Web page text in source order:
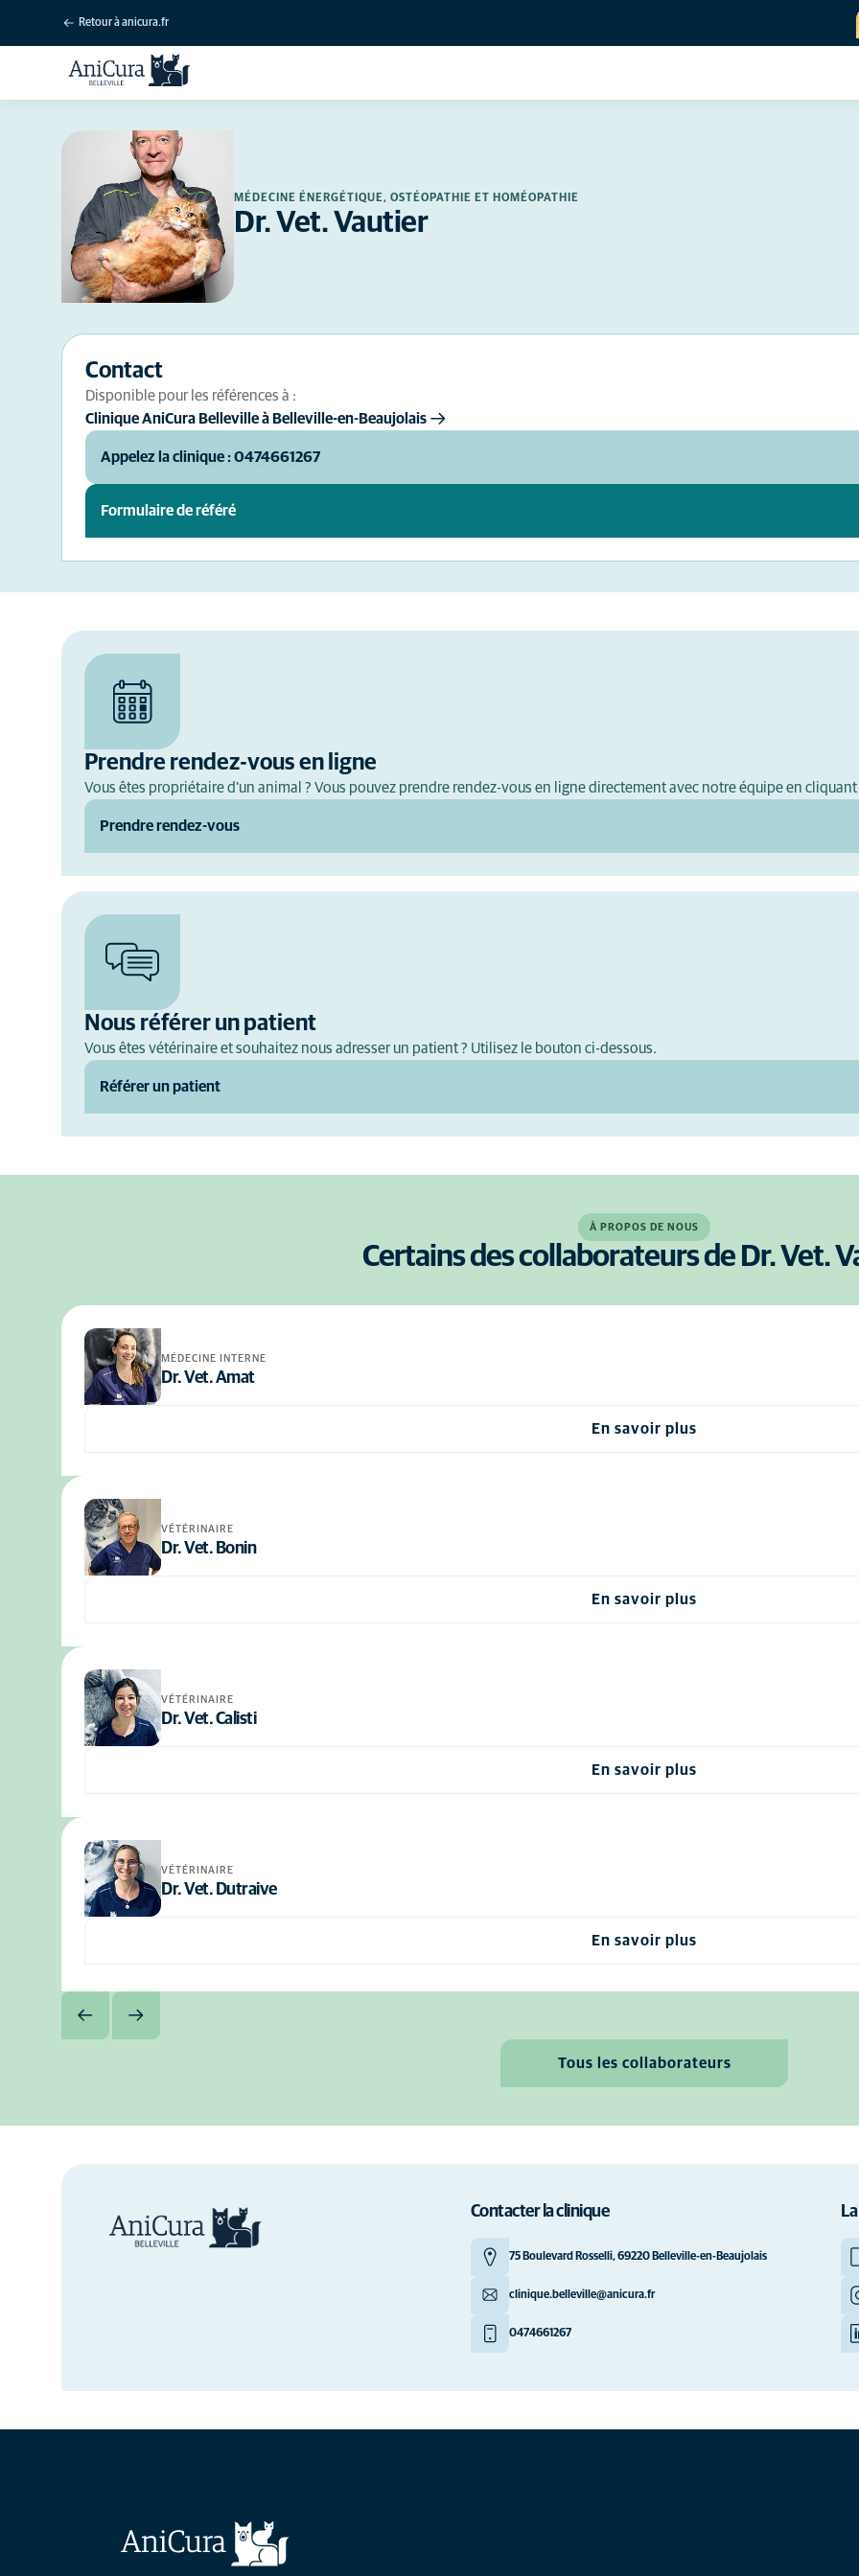
Retour à anicura.fr
MÉDECINE ÉNERGÉTIQUE, OSTÉOPATHIE ET HOMÉOPATHIE
Dr. Vet. Vautier
Contact
Disponible pour les références à :
Clinique AniCura Belleville à Belleville-en-Beaujolais
Appelez la clinique : 0474661267
Formulaire de référé
Prendre rendez-vous en ligne
Vous êtes propriétaire d'un animal ? Vous pouvez prendre rendez-vous en ligne directement avec notre équipe en
Prendre rendez-vous
Nous référer un patient
Vous êtes vétérinaire et souhaitez nous adresser un patient ? Utilisez le bouton ci-dessous.
Référer un patient
À PROPOS DE NOUS
Certains des collaborateurs de Dr. Vet.
MÉDECINE INTERNE
Dr. Vet. Amat
En savoir plus
VÉTÉRINAIRE
Dr. Vet. Bonin
En savoir plus
VÉTÉRINAIRE
Dr. Vet. Calisti
En savoir plus
VÉTÉRINAIRE
Dr. Vet. Dutraive
En savoir plus
Tous les collaborateurs
Contacter la clinique
75 Boulevard Rosselli, 69220 Belleville-en-Beaujolais
clinique.belleville@anicura.fr
0474661267